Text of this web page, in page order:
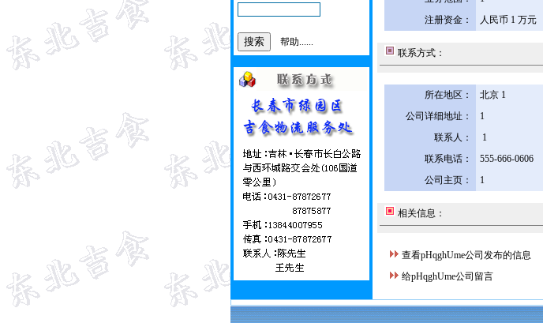
帮助......
注册资金：
人民币 1 万元
联系方式：
所在地区： 北京 1
公司详细地址：
1
联系人：
1
联系电话：
555-666-0606
公司主页：
1
相关信息：
查看pHqghUme公司发布的信息
给pHqghUme公司留言